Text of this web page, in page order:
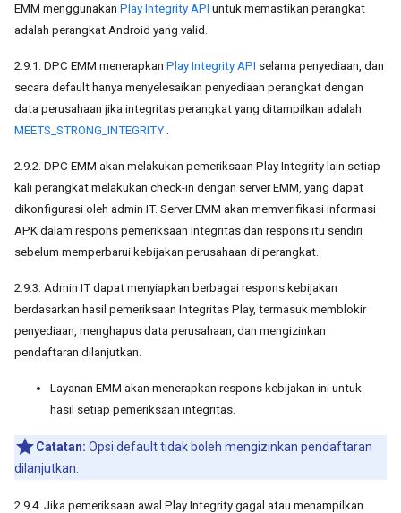
EMM menggunakan Play Integrity API untuk memastikan perangkat
adalah perangkat Android yang valid.
2.9.1. DPC EMM menerapkan Play Integrity API selama penyediaan, dan
secara default hanya menyelesaikan penyediaan perangkat dengan
data perusahaan jika integritas perangkat yang ditampilkan adalah
MEETS_STRONG_INTEGRITY .
2.9.2. DPC EMM akan melakukan pemeriksaan Play Integrity lain setiap
kali perangkat melakukan check-in dengan server EMM, yang dapat
dikonfigurasi oleh admin IT. Server EMM akan memverifikasi informasi
APK dalam respons pemeriksaan integritas dan respons itu sendiri
sebelum memperbarui kebijakan perusahaan di perangkat.
2.9.3. Admin IT dapat menyiapkan berbagai respons kebijakan
berdasarkan hasil pemeriksaan Integritas Play, termasuk memblokir
penyediaan, menghapus data perusahaan, dan mengizinkan
pendaftaran dilanjutkan.
Layanan EMM akan menerapkan respons kebijakan ini untuk
hasil setiap pemeriksaan integritas.
Catatan: Opsi default tidak boleh mengizinkan pendaftaran
dilanjutkan.
2.9.4. Jika pemeriksaan awal Play Integrity gagal atau menampilkan